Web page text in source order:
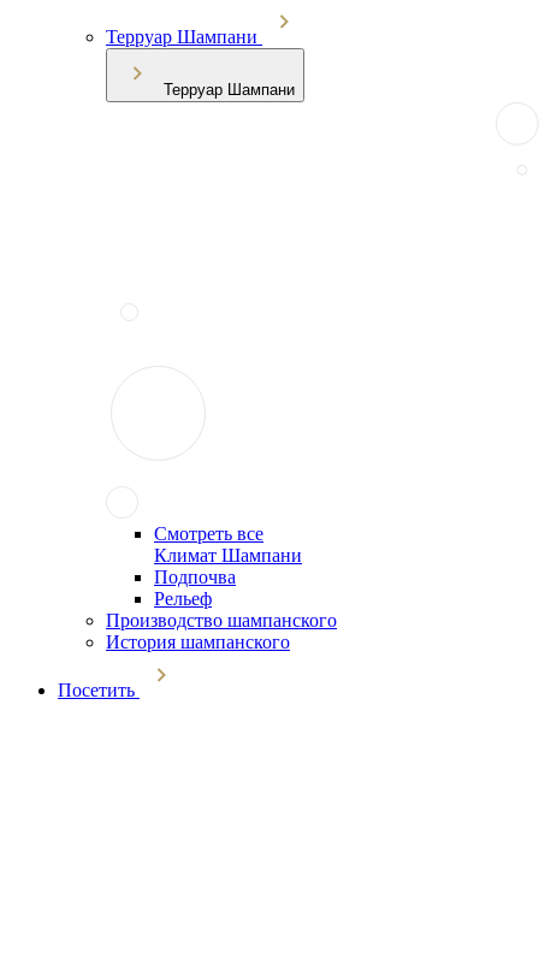
Терруар Шампани
Терруар Шампани
Смотреть все
Климат Шампани
Подпочва
Рельеф
Производство шампанского
История шампанского
Посетить